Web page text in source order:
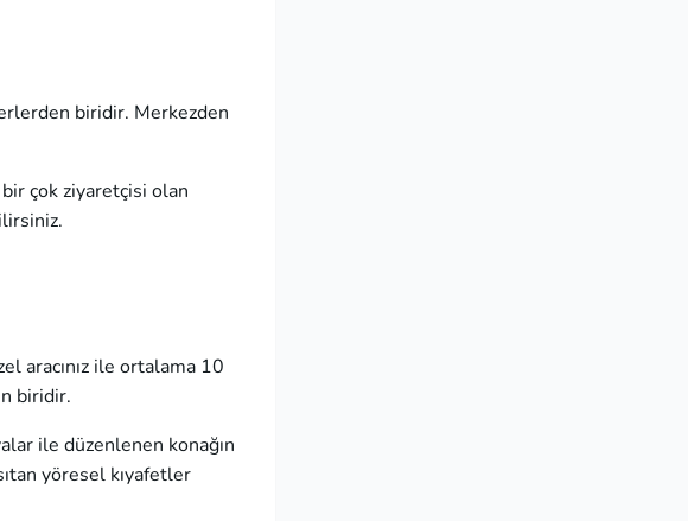
biridir. Merkezden
çok ziyaretçisi olan
aracınız ile ortalama 10
biridir.
ile düzenlenen konağın
yöresel kıyafetler